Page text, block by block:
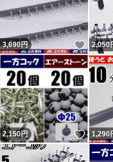
3,690円 いい
2,050
2,150円 いい
1,290